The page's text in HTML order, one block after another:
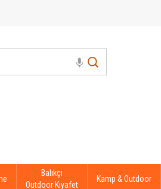
Balıkçı
Outdoor Kıyafet
Kamp & Outdoor